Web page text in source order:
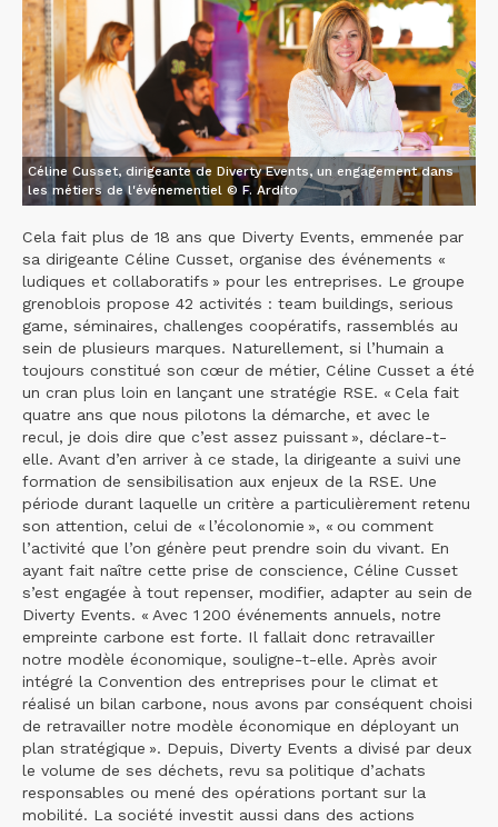
Céline Cusset, dirigeante de Diverty Events, un engagement dans
les métiers de l'événementiel © F. Ardito
Cela fait plus de 18 ans que Diverty Events, emmenée par
sa dirigeante Céline Cusset, organise des événements «
ludiques et collaboratifs » pour les entreprises. Le groupe
grenoblois propose 42 activités : team buildings, serious
game, séminaires, challenges coopératifs, rassemblés au
sein de plusieurs marques. Naturellement, si l’humain a
toujours constitué son cœur de métier, Céline Cusset a été
un cran plus loin en lançant une stratégie RSE. « Cela fait
quatre ans que nous pilotons la démarche, et avec le
recul, je dois dire que c’est assez puissant », déclare-t-
elle. Avant d’en arriver à ce stade, la dirigeante a suivi une
formation de sensibilisation aux enjeux de la RSE. Une
période durant laquelle un critère a particulièrement retenu
son attention, celui de « l’écolonomie », « ou comment
l’activité que l’on génère peut prendre soin du vivant. En
ayant fait naître cette prise de conscience, Céline Cusset
s’est engagée à tout repenser, modifier, adapter au sein de
Diverty Events. « Avec 1 200 événements annuels, notre
empreinte carbone est forte. Il fallait donc retravailler
notre modèle économique, souligne-t-elle. Après avoir
intégré la Convention des entreprises pour le climat et
réalisé un bilan carbone, nous avons par conséquent choisi
de retravailler notre modèle économique en déployant un
plan stratégique ». Depuis, Diverty Events a divisé par deux
le volume de ses déchets, revu sa politique d’achats
responsables ou mené des opérations portant sur la
mobilité. La société investit aussi dans des actions